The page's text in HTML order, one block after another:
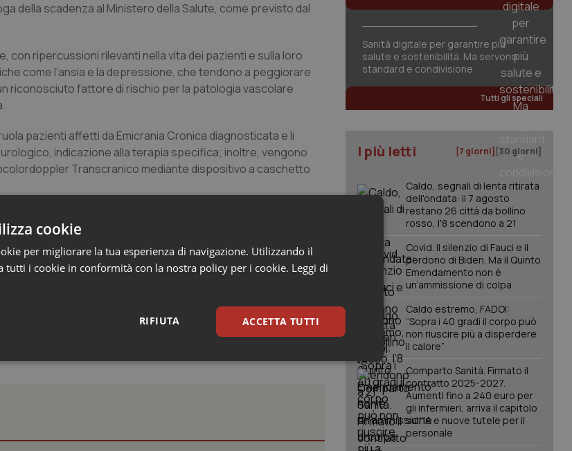
della scadenza al Ministero della Salute, come previsto dal
con ripercussioni rilevanti nella vita dei pazienti e sulla loro
come l’ansia e la depressione, che tendono a peggiorare
riconosciuto fattore di rischio per la patologia vascolare
pazienti affetti da Emicrania Cronica diagnosticata e li
indicazione alla terapia specifica; inoltre, vengono
Transcranico mediante dispositivo a caschetto
di test validati per la diagnosi delle principali patologie
in questo campo e sono effettuate valutazioni
termini di prevenzione della patologia cerebrovascolare
comorbidità psichiatrica e supporto psicologico della
Sanità digitale per garantire più
salute e sostenibilità. Ma servono
standard e condivisione
Tutti gli speciali
I più letti [7 giorni] [30 giorni]
Caldo, segnali di lenta ritirata
dell'ondata: il 7 agosto
restano 26 città da bollino
rosso, l'8 scendono a 21
Covid. Il silenzio di Fauci e il
perdono di Biden. Ma il Quinto
Emendamento non è
un’ammissione di colpa
Caldo estremo, FADOI:
“Sopra i 40 gradi il corpo può
non riuscire più a disperdere
il calore”
Comparto Sanità. Firmato il
contratto 2025-2027.
Aumenti fino a 240 euro per
gli infermieri, arriva il capitolo
sull'IA e nuove tutele per il
personale
cookie
per migliorare la tua esperienza di navigazione. Utilizzando il
tutti i cookie in conformità con la nostra policy per i cookie. Leggi di
ACCETTA TUTTI
RIFIUTA
Statistici Marketing